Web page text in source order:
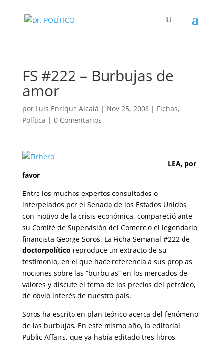
FS #222 – Burbujas de
amor
por Luis Enrique Alcalá | Nov 25, 2008| Fichas,
Política | 0 Comentarios
LEA, por
favor
Entre los muchos expertos consultados o
interpelados por el Senado de los Estados Unidos
con motivo de la crisis económica, compareció ante
su Comité de Supervisión del Comercio el legendario
financista George Soros. La Ficha Semanal #222 de
doctorpolítico reproduce un extracto de su
testimonio, en el que hace referencia a sus propias
nociones sobre las “burbujas” en los mercados de
valores y discute el tema de los precios del petróleo,
de obvio interés de nuestro país.
Soros ha escrito en plan teórico acerca del fenómeno
de las burbujas. En este mismo año, la editorial
Public Affairs, que ya había editado tres libros